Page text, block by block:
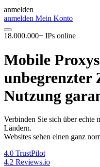
anmelden
anmelden Mein Konto
18.000.000+ IPs online
Mobile
unbegrenzter
Nutzung
Verbinden Sie sich über echte
Ländern.
Websites sehen einen ganz
4.0 TrustPilot
4.2 Reviews.io